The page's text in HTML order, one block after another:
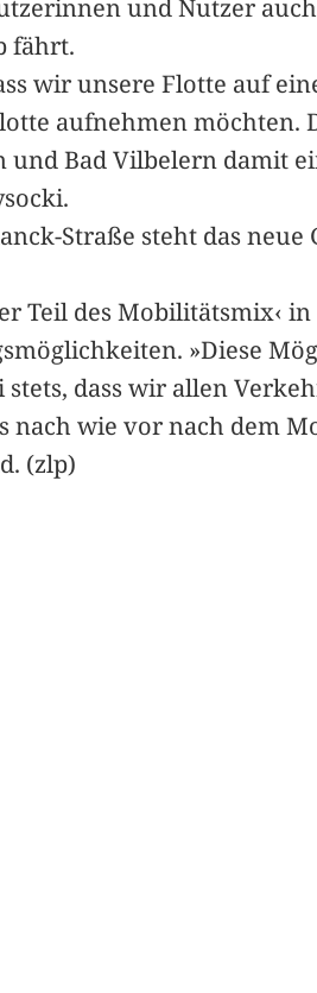
und Nutzer
fährt.
wir unsere Flotte auf
aufnehmen
Bad Vilbelern damit
Straße steht das
Teil des Mobilitätsmix‹
»Diese
dass wir allen
wie vor nach dem
(zlp)